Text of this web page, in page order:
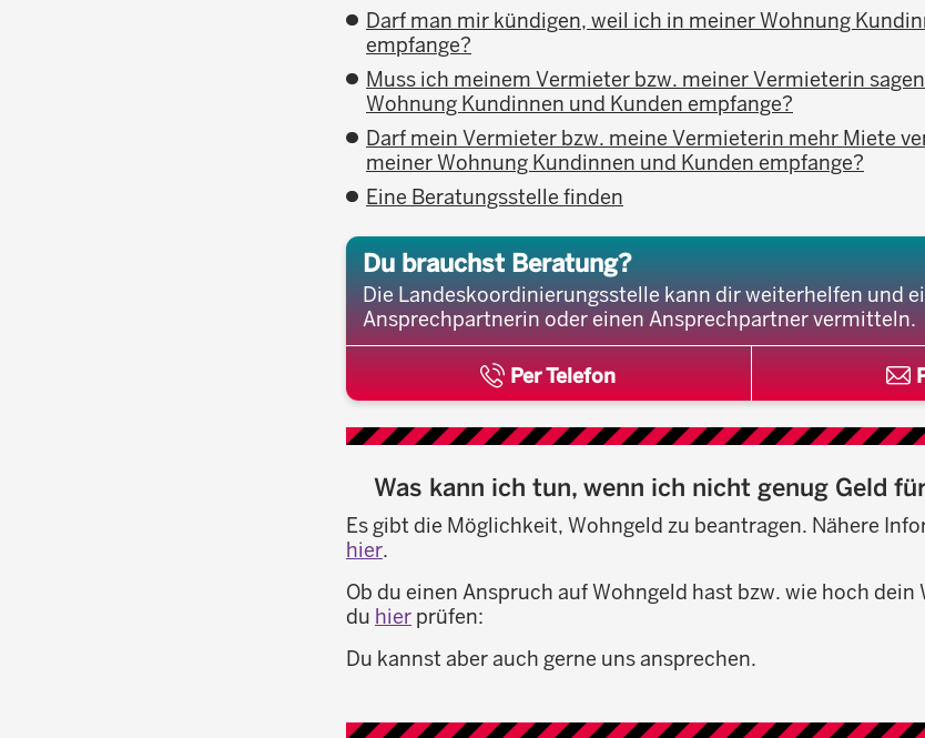
Darf man mir kündigen, weil ich in meiner Wohnung
empfange?
Muss ich meinem Vermieter bzw. meiner Vermieterin
Wohnung Kundinnen und Kunden empfange?
Darf mein Vermieter bzw. meine Vermieterin mehr Miete
meiner Wohnung Kundinnen und Kunden empfange?
Eine Beratungsstelle finden
Du brauchst Beratung?
Die Landeskoordinierungsstelle kann dir weiterhelfen und
Ansprechpartnerin oder einen Ansprechpartner vermitteln.
Per Telefon
Was kann ich tun, wenn ich nicht genug Geld
Es gibt die Möglichkeit, Wohngeld zu beantragen. Nähere
hier.
Ob du einen Anspruch auf Wohngeld hast bzw. wie hoch dein
du hier prüfen:
Du kannst aber auch gerne uns ansprechen.